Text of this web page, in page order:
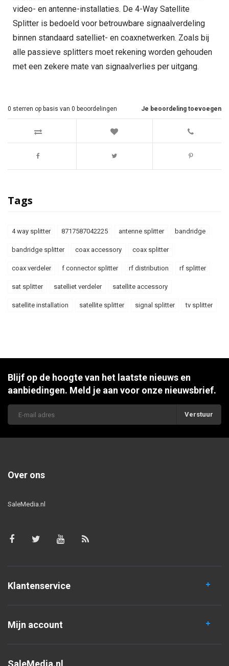
video- en antenne-installaties. De 4-Way Satellite
Splitter is bedoeld voor betrouwbare signaalverdeling
binnen standaard satelliet- en coaxnetwerken. Zoals bij
alle passieve splitters moet rekening worden gehouden
met een zekere mate van signaalverlies per uitgang.
Je beoordeling toevoegen
0 sterren op basis van 0 beoordelingen
Tags
4 way splitter 8717587042225 antenne splitter bandridge
bandridge splitter coax accessory coax splitter
coax verdeler f connector splitter rf distribution rf splitter
sat splitter satelliet verdeler satellite accessory
satellite installation satellite splitter signal splitter tv splitter
Blijf op de hoogte van het laatste nieuws en
aanbiedingen. Meld je aan voor onze nieuwsbrief.
Verstuur
Over ons
SaleMedia.nl
Klantenservice
Mijn account
SaleMedia.nl